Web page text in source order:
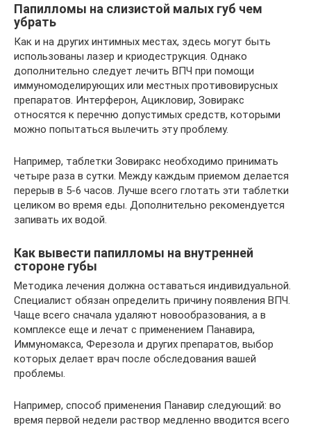
Папилломы на слизистой малых губ чем
убрать
Как и на других интимных местах, здесь могут быть
использованы лазер и криодеструкция. Однако
дополнительно следует лечить ВПЧ при помощи
иммуномоделирующих или местных противовирусных
препаратов. Интерферон, Ацикловир, Зовиракс
относятся к перечню допустимых средств, которыми
можно попытаться вылечить эту проблему.
Например, таблетки Зовиракс необходимо принимать
четыре раза в сутки. Между каждым приемом делается
перерыв в 5-6 часов. Лучше всего глотать эти таблетки
целиком во время еды. Дополнительно рекомендуется
запивать их водой.
Как вывести папилломы на внутренней
стороне губы
Методика лечения должна оставаться индивидуальной.
Специалист обязан определить причину появления ВПЧ.
Чаще всего сначала удаляют новообразования, а в
комплексе еще и лечат с применением Панавира,
Иммуномакса, Ферезола и других препаратов, выбор
которых делает врач после обследования вашей
проблемы.
Например, способ применения Панавир следующий: во
время первой недели раствор медленно вводится всего